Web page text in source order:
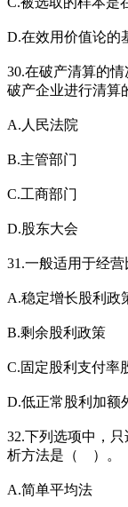
D.在效用价值论的
30.在破产清算的
破产企业进行清算
A.人民法院
B.主管部门
C.工商部门
D.股东大会
31.一般适用于经
A.稳定增长股利政
B.剩余股利政策
C.固定股利支付率
D.低正常股利加额
32.下列选项中，
析方法是（ ）。
A.简单平均法